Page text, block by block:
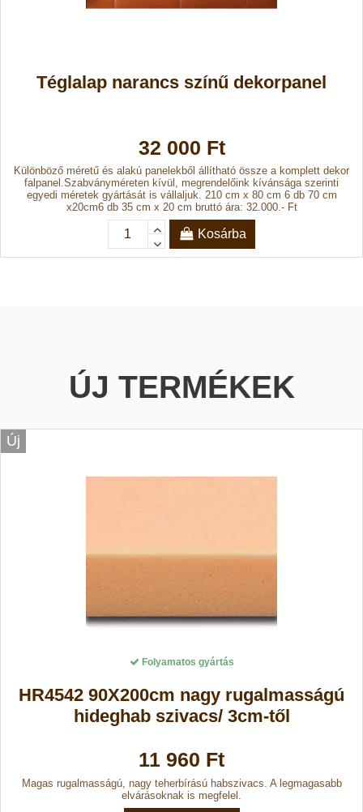
Téglalap narancs színű dekorpanel
32 000 Ft
Különböző méretű és alakú panelekből állítható össze a komplett dekor
falpanel.Szabványméreten kívül, megrendelőink kívánsága szerinti
egyedi méretek gyártását is vállaljuk. 210 cm x 80 cm 6 db 70 cm
x20cm6 db 35 cm x 20 cm bruttó ára: 32.000.- Ft
Kosárba
ÚJ TERMÉKEK
Új
Folyamatos gyártás
HR4542 90X200cm nagy rugalmasságú
hideghab szivacs/ 3cm-től
11 960 Ft
Magas rugalmasságú, nagy teherbírású habszivacs. A legmagasabb
elvárásoknak is megfelel.